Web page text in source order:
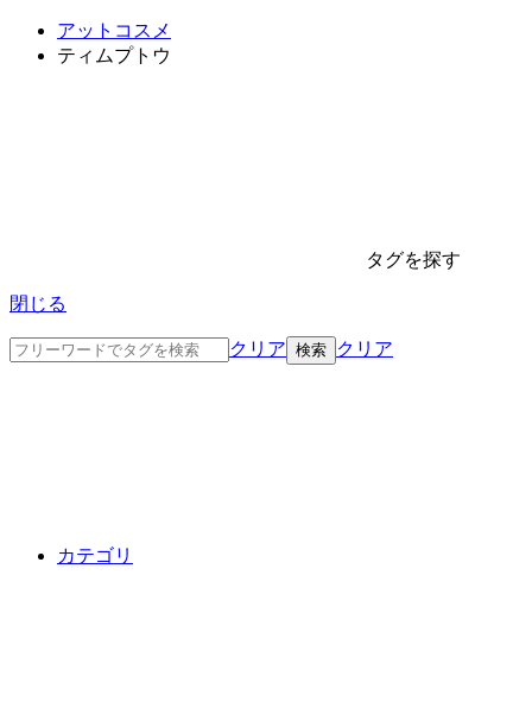
アットコスメ
ティムプトウ
タグを探す
閉じる
クリア クリア
カテゴリ